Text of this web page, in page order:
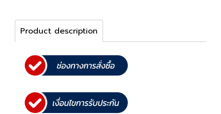
Product description